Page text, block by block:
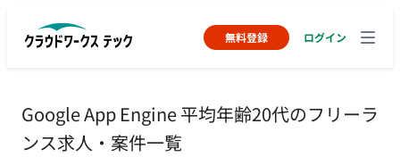
無料登録 ログイン
Google App Engine 平均年齢20代のフリーラ
ンス求人・案件一覧